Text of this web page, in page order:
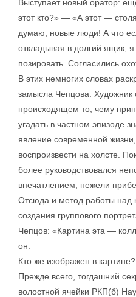
Выступает новый оратор:
этот кто?» — «А этот —
думаю, новые люди! А что
откладывая в долгий ящик,
позировать. Согласились
В этих немногих словах
замысла Чепцова. Художник
происходящем то, чему
угадать в частном эпизоде
явление современной
воспроизвести на холсте.
более руководствовался
впечатлением, нежели
Отсюда и метод работы над
создания группового
Чепцов: «Картина эта —
он.
Кто же изображен в картине?
Прежде всего, тогдашний
волостной ячейки РКП(б)